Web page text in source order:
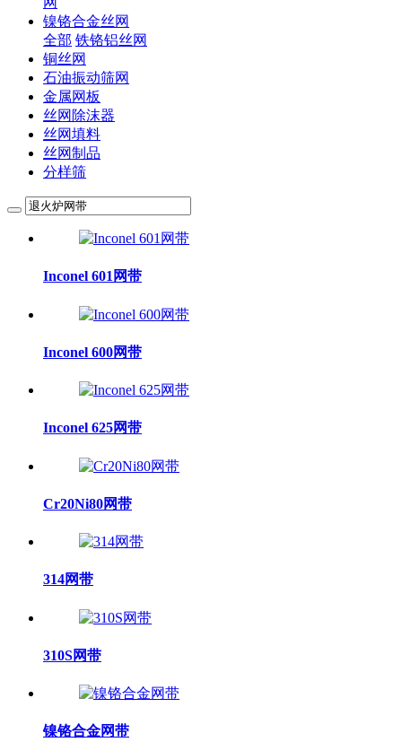
镍铬合金丝网
全部 铁铬铝丝网
铜丝网
石油振动筛网
金属网板
丝网除沫器
丝网填料
丝网制品
分样筛
Inconel 601网带
Inconel 600网带
Inconel 625网带
Cr20Ni80网带
314网带
310S网带
镍铬合金网带